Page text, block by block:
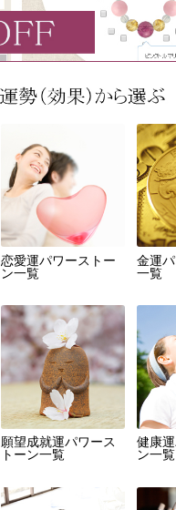
恋愛運パワーストー
ン一覧
金運
一覧
願望成就運パワース
トーン一覧
健康
ン一覧